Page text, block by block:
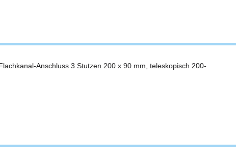
Anschluss 3 Stutzen 200 x 90 mm, teleskopisch 200-